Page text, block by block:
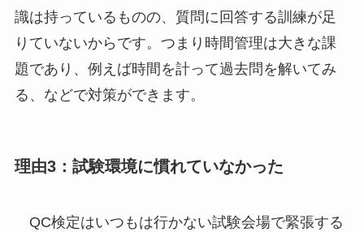
識は持っているものの、質問に回答する訓練が足
りていないからです。つまり時間管理は大きな課
題であり、例えば時間を計って過去問を解いてみ
る、などで対策ができます。
理由3：試験環境に慣れていなかった
QC検定はいつもは行かない試験会場で緊張する